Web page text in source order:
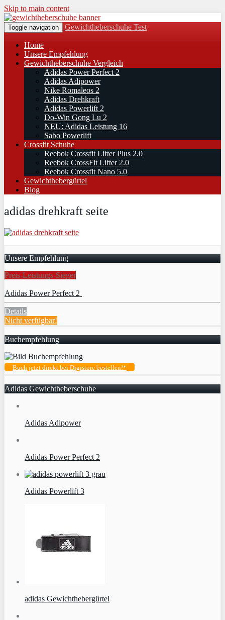
Skip to main content
Toggle navigation Gewichtheberschuhe Test
Home
Unsere Empfehlung
Gewichtheberschuhe Vergleich
Adidas Power Perfect 2
Adidas Adipower
Nike Romaleos 2
Adidas Drehkraft
Adidas Powerlift 2
Do-Win Gong Lu 2
NEU: Adidas Leistung 16
Sabo Powerlift
Crossfit Schuhe
Reebok Crossfit Lifter Plus 2.0
Reebok CrossFit Lifter 2.0
Reebok Crossfit Nano 5.0
Gewichthebergürtel
Blog
adidas drehkraft seite
Unsere Empfehlung
Preis-Leistungs-Sieger
Adidas Power Perfect 2
Details
Nicht verfügbar!
Buchempfehlung
Buch jetzt direkt bei Digistore bestellen!*
Adidas Gewichtheberschuhe
Adidas Adipower
Adidas Power Perfect 2
Adidas Powerlift 3
adidas Gewichthebergürtel